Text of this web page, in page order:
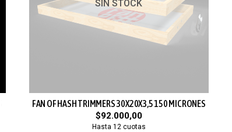
SIN STOCK
FAN OF HASH TRIMMERS 30X20X3,5 150 MICRONES
$92.000,00
Hasta 12 cuotas